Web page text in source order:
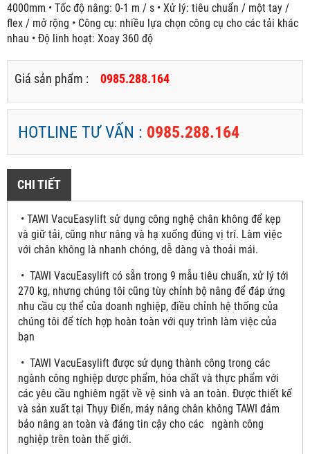
4000mm • Tốc độ nâng: 0-1 m / s • Xử lý: tiêu chuẩn / một tay /
flex / mở rộng • Công cụ: nhiều lựa chọn công cụ cho các tải khác
nhau • Độ linh hoạt: Xoay 360 độ
Giá sản phẩm : 0985.288.164
HOTLINE TƯ VẤN : 0985.288.164
CHI TIẾT
• TAWI VacuEasylift sử dụng công nghệ chân không để kẹp
và giữ tải, cũng như nâng và hạ xuống đúng vị trí. Làm việc
với chân không là nhanh chóng, dễ dàng và thoải mái.
• TAWI VacuEasylift có sẵn trong 9 mẫu tiêu chuẩn, xử lý tới
270 kg, nhưng chúng tôi cũng tùy chỉnh bộ nâng để đáp ứng
nhu cầu cụ thể của doanh nghiệp, điều chỉnh hệ thống của
chúng tôi để tích hợp hoàn toàn với quy trình làm việc của
bạn
• TAWI VacuEasylift được sử dụng thành công trong các
ngành công nghiệp dược phẩm, hóa chất và thực phẩm với
các yêu cầu nghiêm ngặt về vệ sinh và an toàn. Được thiết kế
và sản xuất tại Thụy Điển, máy nâng chân không TAWI đảm
bảo nâng an toàn và đáng tin cậy cho các ngành công
nghiệp trên toàn thế giới.